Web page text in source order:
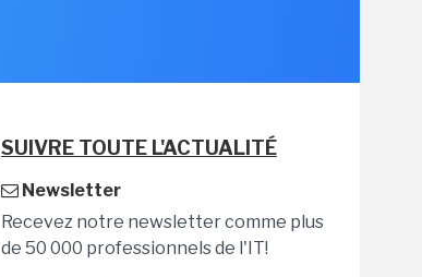
SUIVRE TOUTE L'ACTUALITÉ
Newsletter
Recevez notre newsletter comme plus
de 50 000 professionnels de l'IT!